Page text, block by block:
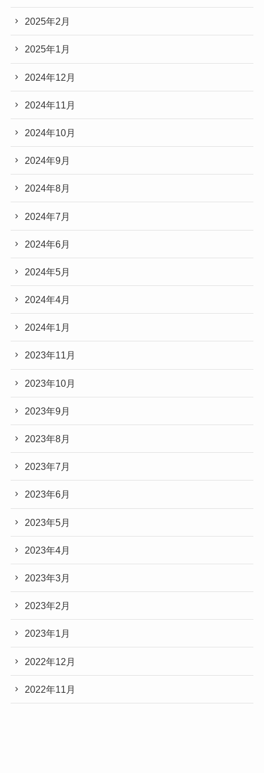
2025年2月
2025年1月
2024年12月
2024年11月
2024年10月
2024年9月
2024年8月
2024年7月
2024年6月
2024年5月
2024年4月
2024年1月
2023年11月
2023年10月
2023年9月
2023年8月
2023年7月
2023年6月
2023年5月
2023年4月
2023年3月
2023年2月
2023年1月
2022年12月
2022年11月